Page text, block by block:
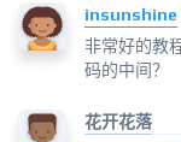
insunshine
非常好的教
码的中间？
花开花落